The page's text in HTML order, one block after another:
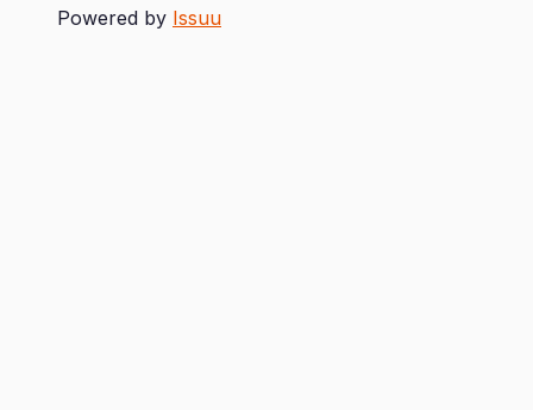
Powered by Issuu